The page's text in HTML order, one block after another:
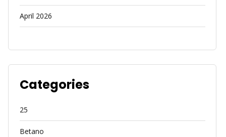
April 2026
Categories
25
Betano